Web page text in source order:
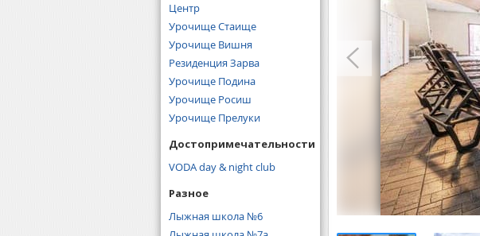
Центр
Урочище Стаище
Урочище Вишня
Резиденция Зарва
Урочище Подина
Урочище Росиш
Урочище Прелуки
Достопримечательности
VODA day & night club
Разное
Лыжная школа №6